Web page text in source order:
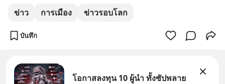
ข่าว การเมือง ข่าวรอบโลก
บันทึก
โอกาสลงทุน 10 ผู้นำ ทั้งซัปพลาย